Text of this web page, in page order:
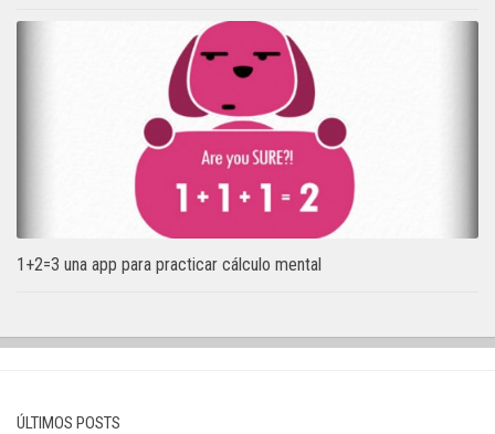
1+2=3 una app para practicar cálculo mental
ÚLTIMOS POSTS